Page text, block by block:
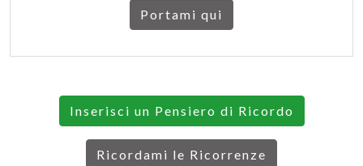
Portami qui
Inserisci un Pensiero di Ricordo
Ricordami le Ricorrenze